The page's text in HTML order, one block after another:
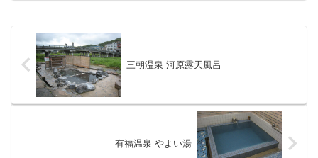
三朝温泉 河原露天風呂
有福温泉 やよい湯